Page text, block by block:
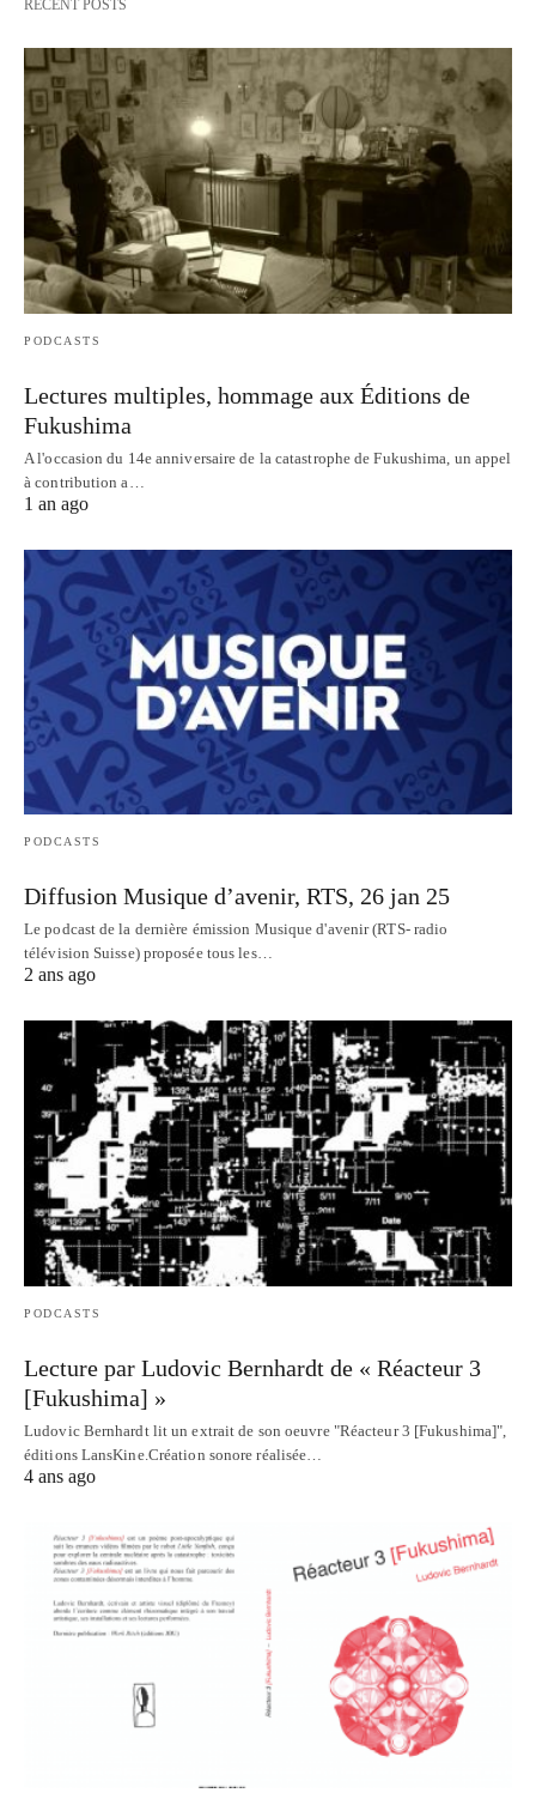
RECENT POSTS
PODCASTS
Lectures multiples, hommage aux Éditions de
Fukushima
A l'occasion du 14e anniversaire de la catastrophe de Fukushima, un appel
à contribution a…
1 an ago
PODCASTS
Diffusion Musique d’avenir, RTS, 26 jan 25
Le podcast de la dernière émission Musique d'avenir (RTS- radio
télévision Suisse) proposée tous les…
2 ans ago
PODCASTS
Lecture par Ludovic Bernhardt de « Réacteur 3
[Fukushima] »
Ludovic Bernhardt lit un extrait de son oeuvre "Réacteur 3 [Fukushima]",
éditions LansKine.Création sonore réalisée…
4 ans ago